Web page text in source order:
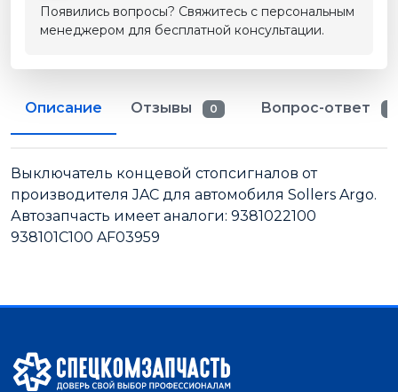
Появились вопросы? Свяжитесь с персональным
менеджером для бесплатной консультации.
Описание Отзывы 0 Вопрос-ответ
Выключатель концевой стопсигналов от
производителя JAC для автомобиля Sollers Argo.
Автозапчасть имеет аналоги: 9381022100
938101C100 AF03959